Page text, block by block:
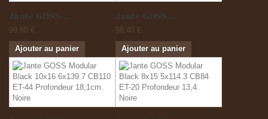
Jante GOSS...
99,60 €
Ajouter au panier
Jante GOSS...
98,40 €
Ajouter au panier